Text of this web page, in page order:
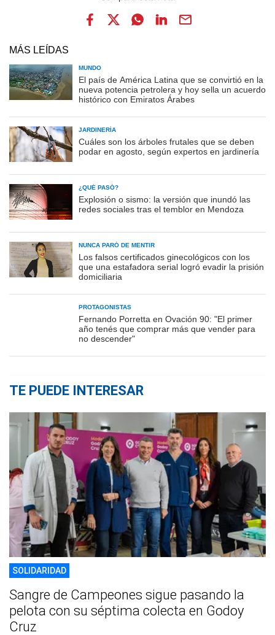
MÁS LEÍDAS
MUNDO
El país de América Latina que se convirtió en la
nueva potencia petrolera y hoy sella un acuerdo
histórico con Emiratos Árabes
JARDINERÍA
Cuáles son los árboles frutales que se deben
podar en agosto, según expertos en jardinería
¿QUÉ PASÓ?
Explosión o sismo: la versión que inundó las
redes sociales tras el temblor en Mendoza
NUNCA PARÓ DE MENTIR
Los falsos certificados ginecológicos con los
que una estafadora serial logró evadir la prisión
domiciliaria
PROTAGONISTAS
Fernando Porretta en Ovación 90: "El primer
año tenés que comprar más que vender para
no descender"
TE PUEDE INTERESAR
SOLIDARIDAD
Sangre de Campeones sigue pasando la
pelota con su séptima colecta en Godoy
Cruz